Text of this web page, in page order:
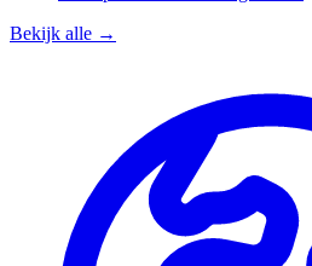
Bekijk alle →